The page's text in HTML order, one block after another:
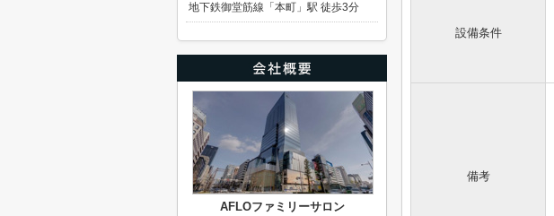
設備条件
備考
地下鉄御堂筋線「本町」駅 徒歩3分
AFLOファミリーサロン